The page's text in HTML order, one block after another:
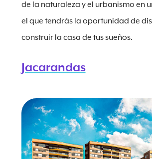
de la naturaleza y el urbanismo en
el que tendrás la oportunidad de
construir la casa de tus sueños.
Jacarandas